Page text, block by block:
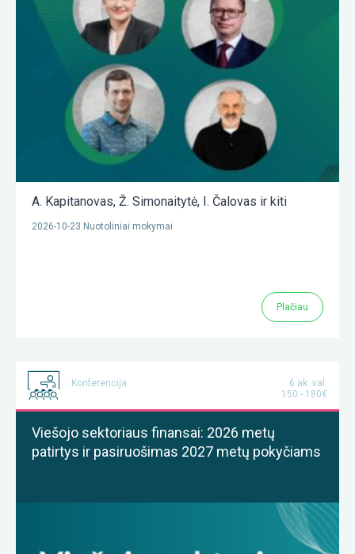
A. Kapitanovas, Ž. Simonaitytė, I. Čalovas ir kiti
2026-10-23 Nuotoliniai mokymai
Plačiau
Konferencija
6 ak. val.
150 - 180€
Viešojo sektoriaus finansai: 2026 metų
patirtys ir pasiruošimas 2027 metų pokyčiams